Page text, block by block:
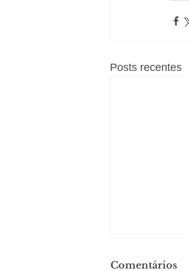
Posts recentes
Comentários